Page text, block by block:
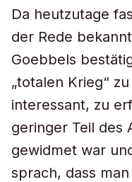
Da heutzutage
der Rede
Goebbels
„totalen Krieg“
interessant, zu
geringer Teil des
gewidmet war
sprach, dass